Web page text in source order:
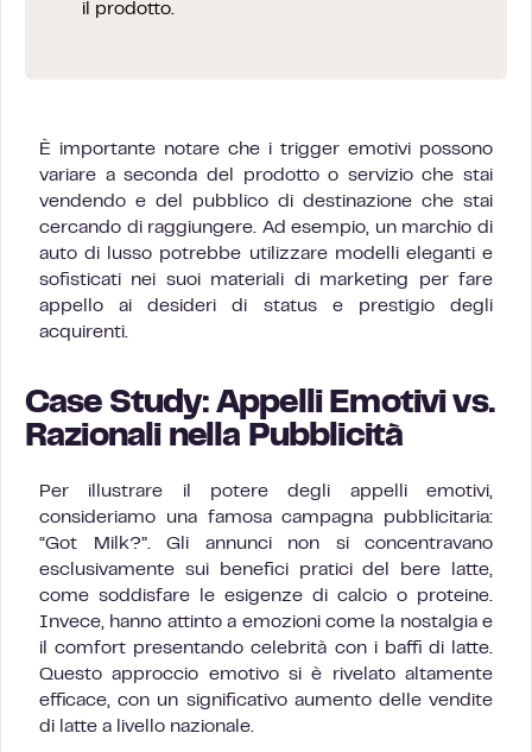
il prodotto.
È importante notare che i trigger emotivi possono
variare a seconda del prodotto o servizio che stai
vendendo e del pubblico di destinazione che stai
cercando di raggiungere. Ad esempio, un marchio di
auto di lusso potrebbe utilizzare modelli eleganti e
sofisticati nei suoi materiali di marketing per fare
appello ai desideri di status e prestigio degli
acquirenti.
Case Study: Appelli Emotivi vs.
Razionali nella Pubblicità
Per illustrare il potere degli appelli emotivi,
consideriamo una famosa campagna pubblicitaria:
“Got Milk?”. Gli annunci non si concentravano
esclusivamente sui benefici pratici del bere latte,
come soddisfare le esigenze di calcio o proteine.
Invece, hanno attinto a emozioni come la nostalgia e
il comfort presentando celebrità con i baffi di latte.
Questo approccio emotivo si è rivelato altamente
efficace, con un significativo aumento delle vendite
di latte a livello nazionale.